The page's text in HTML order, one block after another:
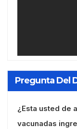
Pregunta Del
¿Esta usted de
vacunadas